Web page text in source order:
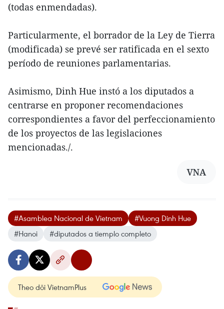
(todas enmendadas).
Particularmente, el borrador de la Ley de Tierra
(modificada) se prevé ser ratificada en el sexto
período de reuniones parlamentarias.
Asimismo, Dinh Hue instó a los diputados a
centrarse en proponer recomendaciones
correspondientes a favor del perfeccionamiento
de los proyectos de las legislaciones
mencionadas./.
VNA
#Asamblea Nacional de Vietnam
#Vuong Dinh Hue
#Hanoi
#diputados a tiemplo completo
Theo dõi VietnamPlus